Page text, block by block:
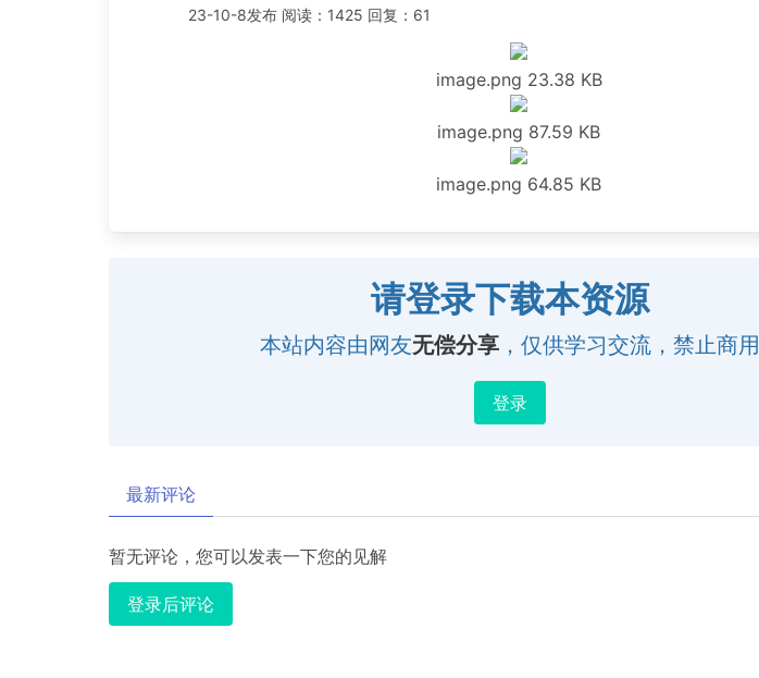
23-10-8发布 阅读：1425 回复：61
image.png 23.38 KB
image.png 87.59 KB
image.png 64.85 KB
请登录下载本资源
本站内容由网友无偿分享 ，仅供学习交流，禁止商用
登录
最新评论
暂无评论，您可以发表一下您的见解
登录后评论